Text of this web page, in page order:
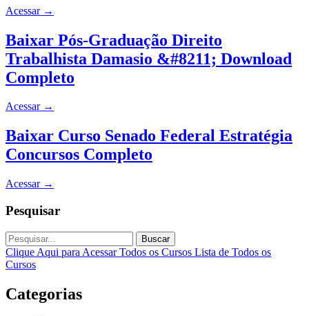
Acessar →
Baixar Pós-Graduação Direito
Trabalhista Damasio &#8211; Download
Completo
Acessar →
Baixar Curso Senado Federal Estratégia
Concursos Completo
Acessar →
Pesquisar
Buscar
Clique Aqui para Acessar Todos os Cursos Lista de Todos os
Cursos
Categorias